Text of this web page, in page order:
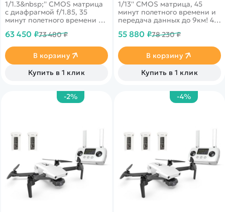
1/1.3&nbsp;'' CMOS матрица
с диафрагмой f/1.85, 35
минут полетного времени и
4k запись видео 30fps и
смартфон. Битрейт видео -
100Mbps - 200Mbps
63 450 ₽73 480 ₽
В корзину
Купить в 1 клик
1/13'' CMOS матрица, 45
минут полетного времени и
передача данных до 9км! 4k
трансляция 1080p на
55 880 ₽78 230 ₽
В корзину
Купить в 1 клик
-2% -4%